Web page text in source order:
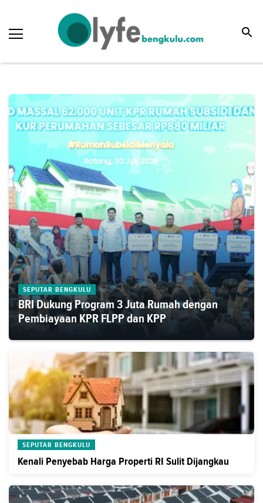
SEPUTAR BENGKULU
BRI Dukung Program 3 Juta Rumah dengan
Pembiayaan KPR FLPP dan KPP
SEPUTAR BENGKULU
Kenali Penyebab Harga Properti RI Sulit Dijangkau